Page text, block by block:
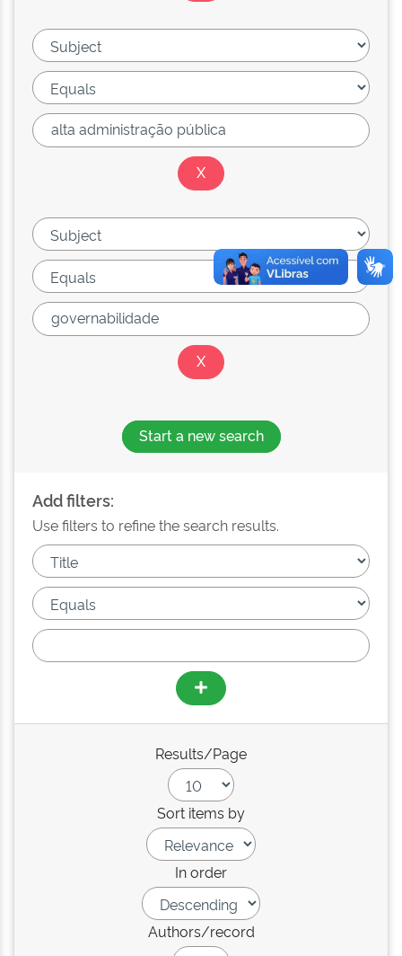
Start a new search
Add filters:
Use filters to refine the search results.
Results/Page
Sort items by
In order
Authors/record